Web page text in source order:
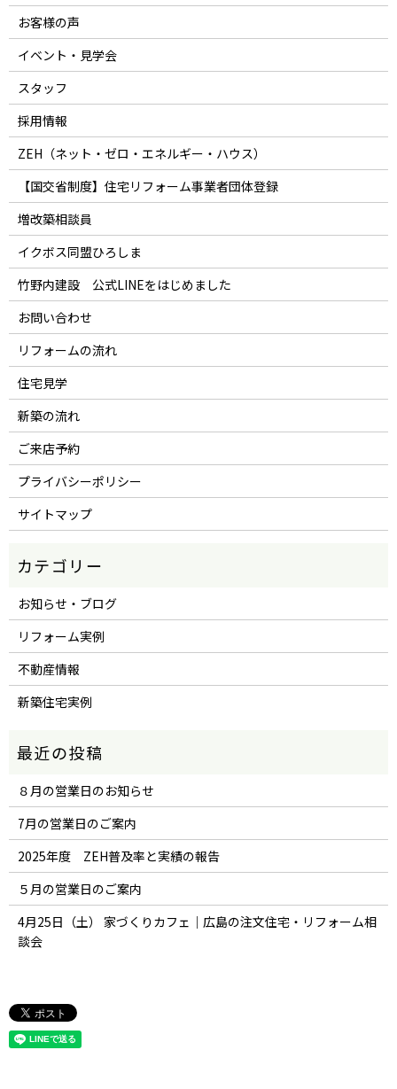
お客様の声
イベント・見学会
スタッフ
採用情報
ZEH（ネット・ゼロ・エネルギー・ハウス）
【国交省制度】住宅リフォーム事業者団体登録
増改築相談員
イクボス同盟ひろしま
竹野内建設 公式LINEをはじめました
お問い合わせ
リフォームの流れ
住宅見学
新築の流れ
ご来店予約
プライバシーポリシー
サイトマップ
お知らせ・ブログ
リフォーム実例
不動産情報
新築住宅実例
８月の営業日のお知らせ
7月の営業日のご案内
2025年度 ZEH普及率と実績の報告
５月の営業日のご案内
4月25日（土） 家づくりカフェ｜広島の注文住宅・リフォーム相
談会